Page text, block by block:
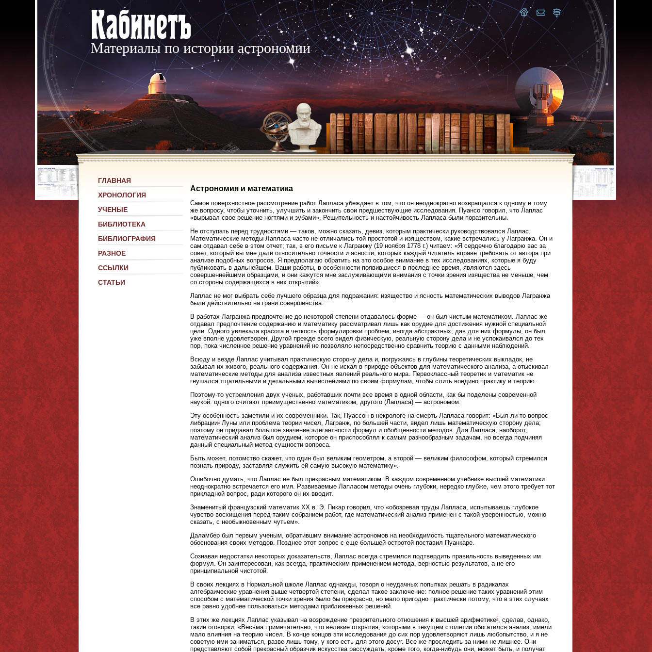
Материалы по истории астрономии
ГЛАВНАЯ
ХРОНОЛОГИЯ
УЧЕНЫЕ
БИБЛИОТЕКА
БИБЛИОГРАФИЯ
РАЗНОЕ
ССЫЛКИ
СТАТЬИ
Астрономия и математика
Самое поверхностное рассмотрение работ Лапласа убеждает в том, что он неоднократно возвращался к одному и тому
же вопросу, чтобы уточнить, улучшить и закончить свои предшествующие исследования. Пуансо говорил, что Лаплас
«вырывал свое решение ногтями и зубами». Решительность и настойчивость Лапласа были поразительны.
Не отступать перед трудностями — таков, можно сказать, девиз, которым практически руководствовался Лаплас.
Математические методы Лапласа часто не отличались той простотой и изяществом, какие встречались у Лагранжа. Он и
сам отдавал себе в этом отчет; так, в его письме к Лагранжу (19 ноября 1778 г.) читаем: «Я сердечно благодарю вас за
совет, который вы мне дали относительно точности и ясности, которых каждый читатель вправе требовать от автора при
анализе подобных вопросов. Я предполагаю обратить на это особое внимание в тех исследованиях, которые я буду
публиковать в дальнейшем. Ваши работы, в особенности появившиеся в последнее время, являются здесь
совершеннейшими образцами, и они кажутся мне заслуживающими внимания с точки зрения изящества не меньше, чем
со стороны содержащихся в них открытий».
Лаплас не мог выбрать себе лучшего образца для подражания: изящество и ясность математических выводов Лагранжа
были действительно на грани совершенства.
В работах Лагранжа предпочтение до некоторой степени отдавалось форме — он был чистым математиком. Лаплас же
отдавал предпочтение содержанию и математику рассматривал лишь как орудие для достижения нужной специальной
цели. Одного увлекала красота и четкость формулировки проблем, иногда абстрактных; дав для них формулы, он был
уже вполне удовлетворен. Другой прежде всего видел физическую, реальную сторону дела и не успокаивался до тех
пор, пока численное решение уравнений не позволяло непосредственно сравнить теорию с данными наблюдений.
Всюду и везде Лаплас учитывал практическую сторону дела и, погружаясь в глубины теоретических выкладок, не
забывал их живого, реального содержания. Он не искал в природе объектов для математического анализа, а отыскивал
математические методы для анализа известных явлений реального мира. Первоклассный теоретик и математик не
гнушался тщательными и детальными вычислениями по своим формулам, чтобы слить воедино практику и теорию.
Поэтому-то устремления двух ученых, работавших почти все время в одной области, как бы поделены современной
наукой: одного считают преимущественно математиком, другого (Лапласа) — астрономом.
Эту особенность заметили и их современники. Так, Пуассон в некрологе на смерть Лапласа говорит: «Был ли то вопрос
либрации1
Луны или проблема теории чисел, Лагранж, по большей части, видел лишь математическую сторону дела;
поэтому он придавал большое значение элегантности формул и обобщенности методов. Для Лапласа, наоборот,
математический анализ был орудием, которое он приспособлял к самым разнообразным задачам, но всегда подчиняя
данный специальный метод сущности вопроса.
Быть может, потомство скажет, что один был великим геометром, а второй — великим философом, который стремился
познать природу, заставляя служить ей самую высокую математику».
Ошибочно думать, что Лаплас не был прекрасным математиком. В каждом современном учебнике высшей математики
неоднократно встречается его имя. Развиваемые Лапласом методы очень глубоки, нередко глубже, чем этого требует тот
прикладной вопрос, ради которого он их вводит.
Знаменитый французский математик XX в. Э. Пикар говорил, что «обозревая труды Лапласа, испытываешь глубокое
чувство восхищения перед таким собранием работ, где математический анализ применен с такой уверенностью, можно
сказать, с необыкновенным чутьем».
Даламбер был первым ученым, обратившим внимание астрономов на необходимость тщательного математического
обоснования своих методов. Позднее этот вопрос с еще большей остротой поставил Пуанкаре.
Сознавая недостатки некоторых доказательств, Лаплас всегда стремился подтвердить правильность выведенных им
формул. Он заинтересован, как всегда, практическим применением метода, верностью результатов, а не его
принципиальной чистотой.
В своих лекциях в Нормальной школе Лаплас однажды, говоря о неудачных попытках решать в радикалах
алгебраические уравнения выше четвертой степени, сделал такое заключение: полное решение таких уравнений этим
способом с математической точки зрения было бы прекрасно, но мало пригодно практически потому, что в этих случаях
все равно удобнее пользоваться методами приближенных решений.
В этих же лекциях Лаплас указывал на возрождение презрительного отношения к высшей арифметике2, сделав, однако,
такие оговорки: «Весьма примечательно, что великие открытия, которыми в текущем столетии обогатился анализ, имели
мало влияния на теорию чисел. В конце концов эти исследования до сих пор удовлетворяют лишь любопытство, и я не
советую ими заниматься, разве лишь тому, у кого есть для этого досуг. Все же проследить за ними не лишнее. Они
представляют собой прекрасный образчик искусства рассуждать; кроме того, когда-нибудь они, может быть, и получат